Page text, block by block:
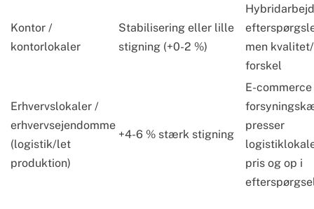
Kontor /
kontorlokaler
Stabilisering eller lille
stigning (+0-2 %)
men
forskel
Erhvervslokaler /
erhvervsejendomme
(logistik/let
produktion)
+4-6 % stærk stigning
E-
presser
pris og op i